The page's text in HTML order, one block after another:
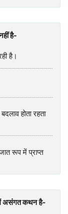
है-
है।
होता रहता
रूप में प्राप्त
में असंगत कथन है-